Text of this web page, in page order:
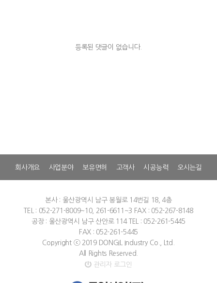
등록된 댓글이 없습니다.
회사개요 사업분야 보유면허 고객사 시공능력 오시는길
본사 : 울산광역시 남구 봉월로 14번길 18, 4층
TEL : 052-271-8009~10, 261-6611~3 FAX : 052-267-8148
공장 : 울산광역시 남구 산안로 114
TEL : 052-261-5445
FAX : 052-261-5445
Copyright ⓒ 2019 DONGIL Industry Co., Ltd.
All Rights Reserved.
관리자 로그인